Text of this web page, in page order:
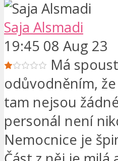
Saja Alsmadi
19:45 08 Aug 23
Má
odůvodněním,
tam nejsou
personál není
Nemocnice je